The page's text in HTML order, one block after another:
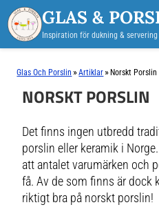
GLAS &
Inspiration för dukning & servering
Glas Och Porslin »Artiklar » Norskt Porslin
NORSKT PORSLIN
Det finns ingen utbredd
porslin eller keramik i
att antalet varumärken och
få. Av de som finns är dock
riktigt bra på norskt porslin!